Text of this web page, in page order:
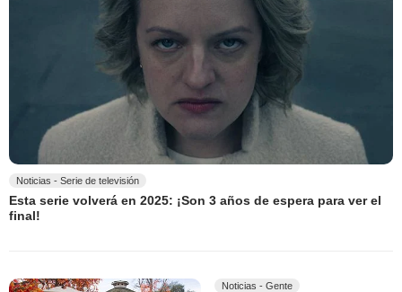
Noticias - Serie de televisión
Esta serie volverá en 2025: ¡Son 3 años de espera para ver el
final!
Noticias - Gente